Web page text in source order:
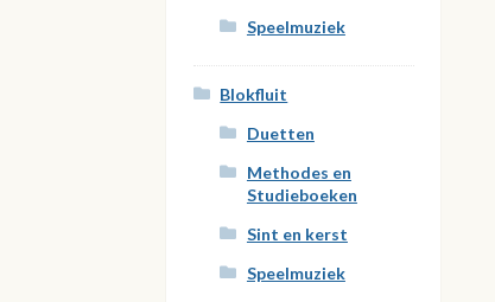
Speelmuziek
Blokfluit
Duetten
Methodes en
Studieboeken
Sint en kerst
Speelmuziek